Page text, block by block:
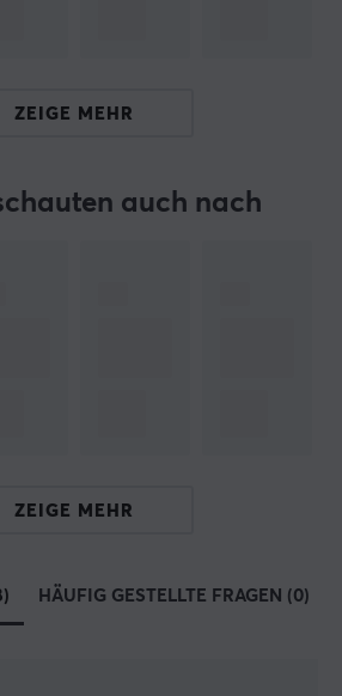
ZEIGE MEHR
auch nach
ZEIGE MEHR
HÄUFIG GESTELLTE FRAGEN (0)